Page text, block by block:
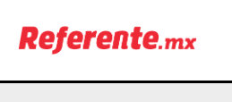
Company